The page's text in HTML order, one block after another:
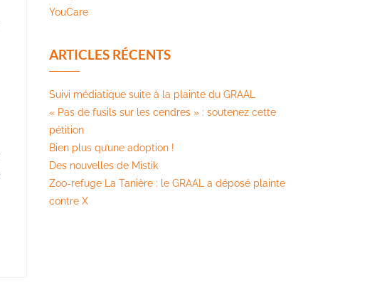
YouCare
ARTICLES RÉCENTS
Suivi médiatique suite à la plainte du GRAAL
« Pas de fusils sur les cendres » : soutenez cette
pétition​
Bien plus qu’une adoption !
Des nouvelles de Mistik
Zoo-refuge La Tanière : le GRAAL a déposé plainte
contre X